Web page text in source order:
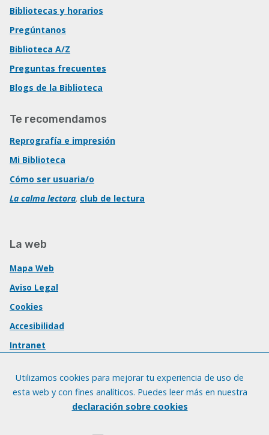
Bibliotecas y horarios
Pregúntanos
Biblioteca A/Z
Preguntas frecuentes
Blogs de la Biblioteca
Te recomendamos
Reprografía e impresión
Mi Biblioteca
Cómo ser usuaria/o
La calma lectora, club de lectura
La web
Mapa Web
Aviso Legal
Cookies
Accesibilidad
Intranet
Utilizamos cookies para mejorar tu experiencia de uso de
esta web y con fines analíticos. Puedes leer más en nuestra
declaración sobre cookies